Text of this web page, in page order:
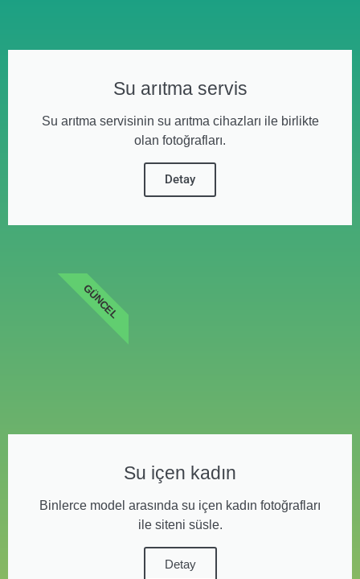
Su arıtma servis
Su arıtma servisinin su arıtma cihazları ile birlikte
olan fotoğrafları.
Detay
Su içen kadın
Binlerce model arasında su içen kadın fotoğrafları
ile siteni süsle.
Detay
GÜNCEL